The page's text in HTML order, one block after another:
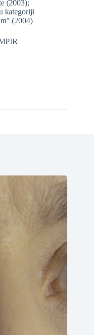
(2003);
kategoriji
(2004)